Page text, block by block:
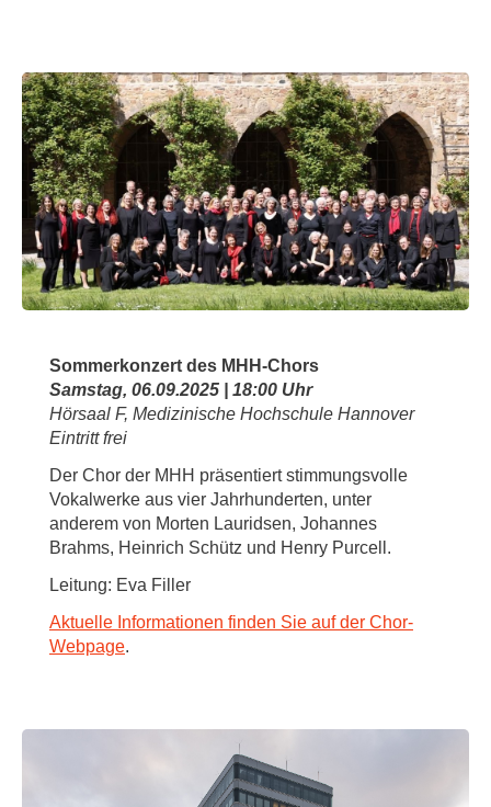
Sommerkonzert des MHH-Chors
Samstag, 06.09.2025 | 18:00 Uhr
Hörsaal F, Medizinische Hochschule Hannover
Eintritt frei
Der Chor der MHH präsentiert stimmungsvolle
Vokalwerke aus vier Jahrhunderten, unter
anderem von Morten Lauridsen, Johannes
Brahms, Heinrich Schütz und Henry Purcell.
Leitung: Eva Filler
Aktuelle Informationen finden Sie auf der Chor-
Webpage.